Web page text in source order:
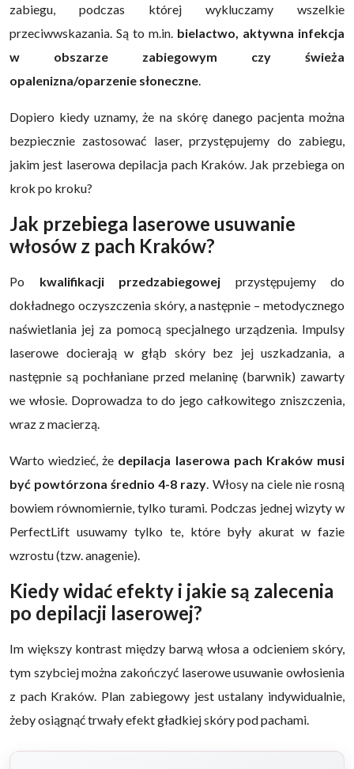
zabiegu, podczas której wykluczamy wszelkie
przeciwwskazania. Są to m.in. bielactwo, aktywna infekcja
w obszarze zabiegowym czy świeża
opalenizna/oparzenie słoneczne.
Dopiero kiedy uznamy, że na skórę danego pacjenta można
bezpiecznie zastosować laser, przystępujemy do zabiegu,
jakim jest laserowa depilacja pach Kraków. Jak przebiega on
krok po kroku?
Jak przebiega laserowe usuwanie
włosów z pach Kraków?
Po kwalifikacji przedzabiegowej przystępujemy do
dokładnego oczyszczenia skóry, a następnie – metodycznego
naświetlania jej za pomocą specjalnego urządzenia. Impulsy
laserowe docierają w głąb skóry bez jej uszkadzania, a
następnie są pochłaniane przed melaninę (barwnik) zawarty
we włosie. Doprowadza to do jego całkowitego zniszczenia,
wraz z macierzą.
Warto wiedzieć, że depilacja laserowa pach Kraków musi
być powtórzona średnio 4-8 razy. Włosy na ciele nie rosną
bowiem równomiernie, tylko turami. Podczas jednej wizyty w
PerfectLift usuwamy tylko te, które były akurat w fazie
wzrostu (tzw. anagenie).
Kiedy widać efekty i jakie są zalecenia
po depilacji laserowej?
Im większy kontrast między barwą włosa a odcieniem skóry,
tym szybciej można zakończyć laserowe usuwanie owłosienia
z pach Kraków. Plan zabiegowy jest ustalany indywidualnie,
żeby osiągnąć trwały efekt gładkiej skóry pod pachami.